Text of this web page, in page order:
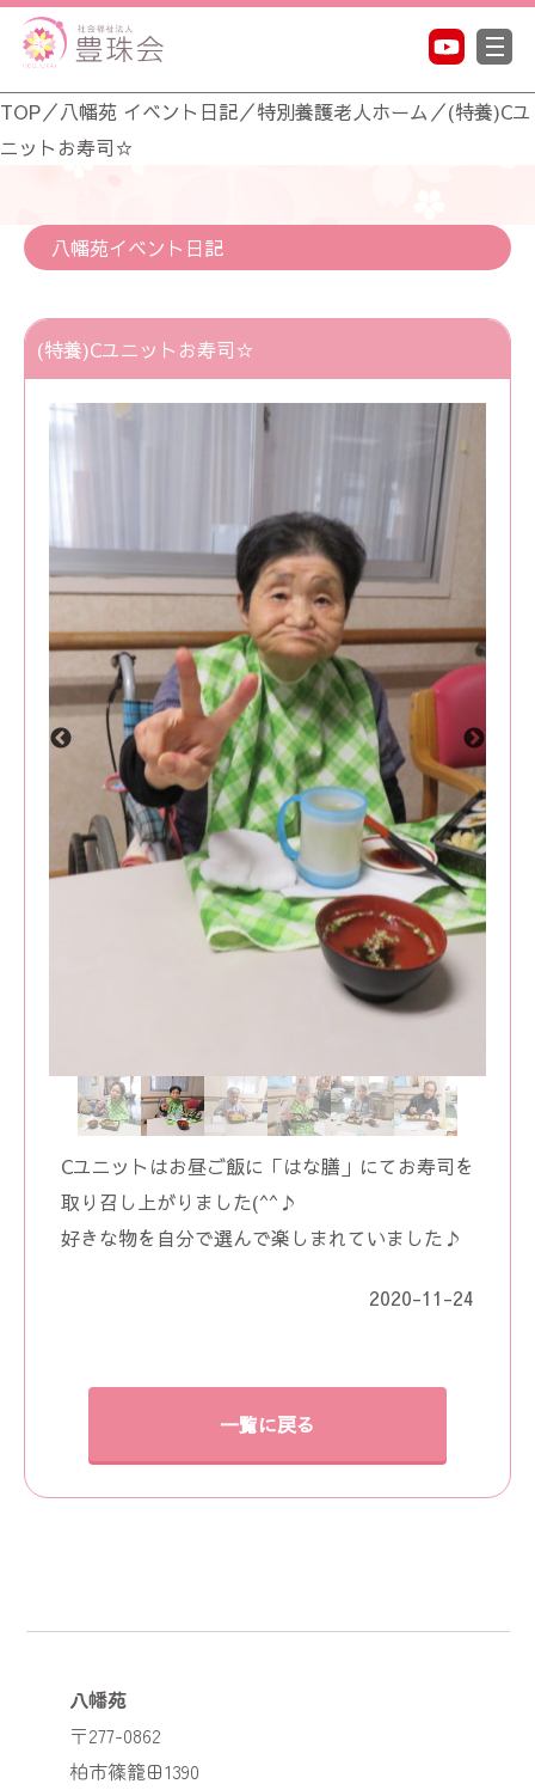
TOP／八幡苑 イベント日記／特別養護老人ホーム ／(特養)Cユ
ニットお寿司☆
八幡苑イベント日記
(特養)Cユニットお寿司☆
Cユニットはお昼ご飯に「はな膳」にてお寿司を
取り召し上がりました(^^♪
好きな物を自分で選んで楽しまれていました♪
2020-11-24
一覧に戻る
八幡苑
〒277-0862
柏市篠籠田1390